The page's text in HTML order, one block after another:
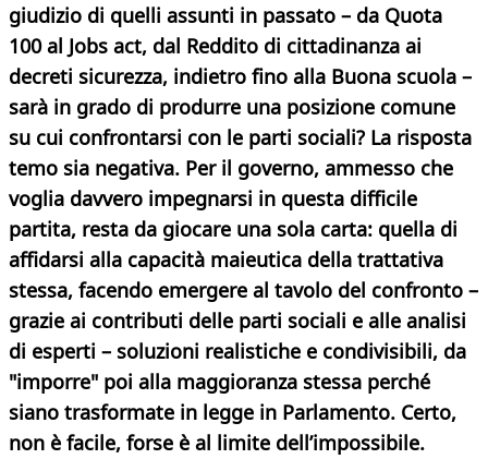
giudizio di quelli assunti in passato – da Quota
100 al Jobs act, dal Reddito di cittadinanza ai
decreti sicurezza, indietro fino alla Buona scuola –
sarà in grado di produrre una posizione comune
su cui confrontarsi con le parti sociali? La risposta
temo sia negativa. Per il governo, ammesso che
voglia davvero impegnarsi in questa difficile
partita, resta da giocare una sola carta: quella di
affidarsi alla capacità maieutica della trattativa
stessa, facendo emergere al tavolo del confronto –
grazie ai contributi delle parti sociali e alle analisi
di esperti – soluzioni realistiche e condivisibili, da
"imporre" poi alla maggioranza stessa perché
siano trasformate in legge in Parlamento. Certo,
non è facile, forse è al limite dell’impossibile.